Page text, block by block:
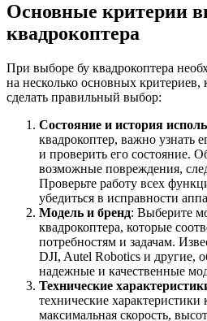
Основные критерии
квадрокоптера
При выборе бу квадрокоптера
на несколько основных критериев,
сделать правильный выбор:
Состояние и история
квадрокоптер, важно узнать
и проверить его состояние.
возможные повреждения,
Проверьте работу всех
убедиться в исправности
Модель и бренд: Выберите
квадрокоптера, которые
потребностям и задачам.
DJI, Autel Robotics и другие,
надежные и качественные
Технические
технические характеристики
максимальная скорость,